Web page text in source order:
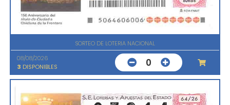
SORTEO DE LOTERIA NACIONAL
08/08/2026
3 DISPONIBLES 0